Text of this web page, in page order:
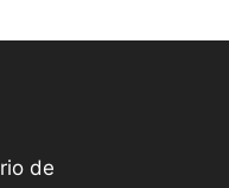
de